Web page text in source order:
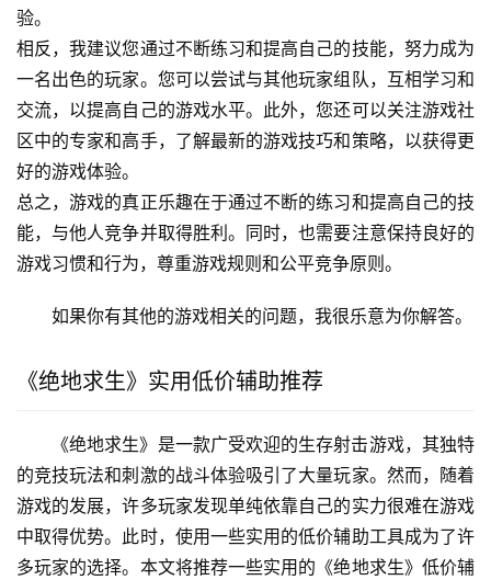
验。
相反，我建议您通过不断练习和提高自己的技能，努力成为
一名出色的玩家。您可以尝试与其他玩家组队，互相学习和
交流，以提高自己的游戏水平。此外，您还可以关注游戏社
区中的专家和高手，了解最新的游戏技巧和策略，以获得更
好的游戏体验。
总之，游戏的真正乐趣在于通过不断的练习和提高自己的技
能，与他人竞争并取得胜利。同时，也需要注意保持良好的
游戏习惯和行为，尊重游戏规则和公平竞争原则。
如果你有其他的游戏相关的问题，我很乐意为你解答。
《绝地求生》实用低价辅助推荐
《绝地求生》是一款广受欢迎的生存射击游戏，其独特
的竞技玩法和刺激的战斗体验吸引了大量玩家。然而，随着
游戏的发展，许多玩家发现单纯依靠自己的实力很难在游戏
中取得优势。此时，使用一些实用的低价辅助工具成为了许
多玩家的选择。本文将推荐一些实用的《绝地求生》低价辅